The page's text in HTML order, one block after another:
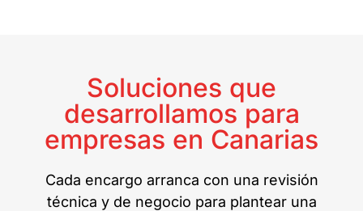
Soluciones que
desarrollamos para
empresas en Canarias
Cada encargo arranca con una revisión
técnica y de negocio para plantear una